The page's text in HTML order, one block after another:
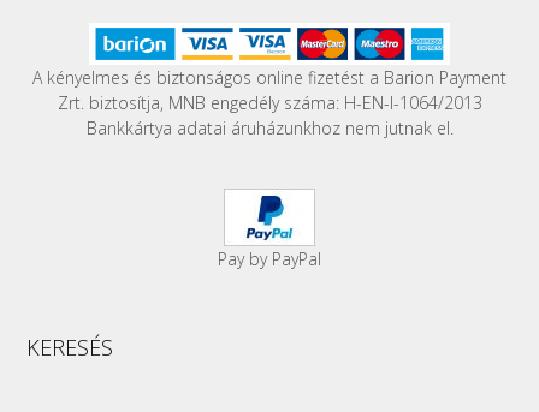
A kényelmes és biztonságos online fizetést a Barion Payment
Zrt. biztosítja, MNB engedély száma: H-EN-I-1064/2013
Bankkártya adatai áruházunkhoz nem jutnak el.
Pay by PayPal
KERESÉS